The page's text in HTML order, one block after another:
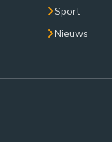
Sport
Nieuws